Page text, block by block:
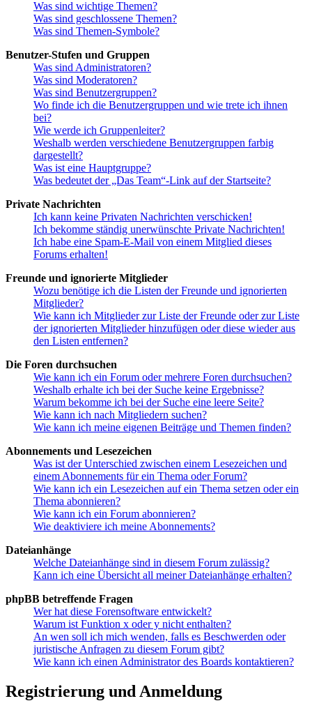
Was sind wichtige Themen?
Was sind geschlossene Themen?
Was sind Themen-Symbole?
Benutzer-Stufen und Gruppen
Was sind Administratoren?
Was sind Moderatoren?
Was sind Benutzergruppen?
Wo finde ich die Benutzergruppen und wie trete ich ihnen
bei?
Wie werde ich Gruppenleiter?
Weshalb werden verschiedene Benutzergruppen farbig
dargestellt?
Was ist eine Hauptgruppe?
Was bedeutet der „Das Team“-Link auf der Startseite?
Private Nachrichten
Ich kann keine Privaten Nachrichten verschicken!
Ich bekomme ständig unerwünschte Private Nachrichten!
Ich habe eine Spam-E-Mail von einem Mitglied dieses
Forums erhalten!
Freunde und ignorierte Mitglieder
Wozu benötige ich die Listen der Freunde und ignorierten
Mitglieder?
Wie kann ich Mitglieder zur Liste der Freunde oder zur Liste
der ignorierten Mitglieder hinzufügen oder diese wieder aus
den Listen entfernen?
Die Foren durchsuchen
Wie kann ich ein Forum oder mehrere Foren durchsuchen?
Weshalb erhalte ich bei der Suche keine Ergebnisse?
Warum bekomme ich bei der Suche eine leere Seite?
Wie kann ich nach Mitgliedern suchen?
Wie kann ich meine eigenen Beiträge und Themen finden?
Abonnements und Lesezeichen
Was ist der Unterschied zwischen einem Lesezeichen und
einem Abonnements für ein Thema oder Forum?
Wie kann ich ein Lesezeichen auf ein Thema setzen oder ein
Thema abonnieren?
Wie kann ich ein Forum abonnieren?
Wie deaktiviere ich meine Abonnements?
Dateianhänge
Welche Dateianhänge sind in diesem Forum zulässig?
Kann ich eine Übersicht all meiner Dateianhänge erhalten?
phpBB betreffende Fragen
Wer hat diese Forensoftware entwickelt?
Warum ist Funktion x oder y nicht enthalten?
An wen soll ich mich wenden, falls es Beschwerden oder
juristische Anfragen zu diesem Forum gibt?
Wie kann ich einen Administrator des Boards kontaktieren?
Registrierung und Anmeldung